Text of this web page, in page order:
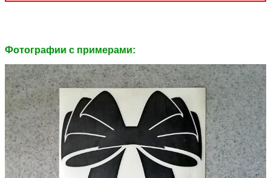
Фотографии c примерами: